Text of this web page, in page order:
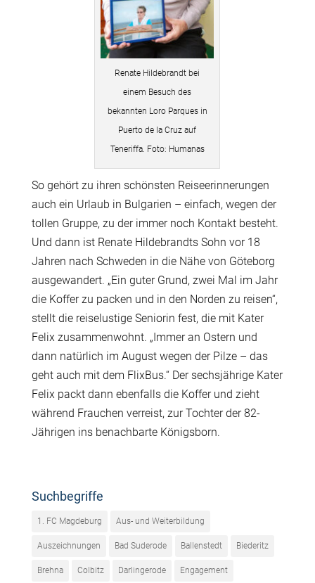
Renate Hildebrandt bei
einem Besuch des
bekannten Loro Parques in
Puerto de la Cruz auf
Teneriffa. Foto: Humanas
So gehört zu ihren schönsten Reiseerinnerungen
auch ein Urlaub in Bulgarien – einfach, wegen der
tollen Gruppe, zu der immer noch Kontakt besteht.
Und dann ist Renate Hildebrandts Sohn vor 18
Jahren nach Schweden in die Nähe von Göteborg
ausgewandert. „Ein guter Grund, zwei Mal im Jahr
die Koffer zu packen und in den Norden zu reisen“,
stellt die reiselustige Seniorin fest, die mit Kater
Felix zusammenwohnt. „Immer an Ostern und
dann natürlich im August wegen der Pilze – das
geht auch mit dem FlixBus.“ Der sechsjährige Kater
Felix packt dann ebenfalls die Koffer und zieht
während Frauchen verreist, zur Tochter der 82-
Jährigen ins benachbarte Königsborn.
Suchbegriffe
1. FC Magdeburg Aus- und Weiterbildung
Auszeichnungen Bad Suderode Ballenstedt Biederitz
Brehna Colbitz Darlingerode Engagement